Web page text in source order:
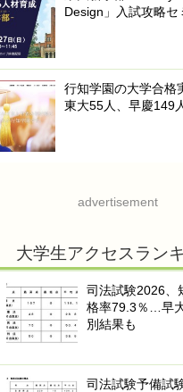
Design」入試攻略セ
行知学園の大学合格
東大55人、早慶149
advertisement
大学生アクセスラン
司法試験2026、
格率79.3％…早
別結果も
司法試験予備試